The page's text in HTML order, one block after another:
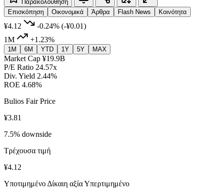
Παρακολούθηση
Επισκόπηση
Οικονομικά Άρθρα Flash News Κοινότητα
¥4.12 -0.24% (-¥0.01)
1M
+1.23%
1M 6M YTD 1Y 5Y MAX
Market Cap ¥19.9B
P/E Ratio 24.57x
Div. Yield 2.44%
ROE 4.68%
Bulios Fair Price
¥3.81
7.5% downside
Τρέχουσα τιμή
¥4.12
Υποτιμημένο Δίκαιη αξίαΥπερτιμημένο